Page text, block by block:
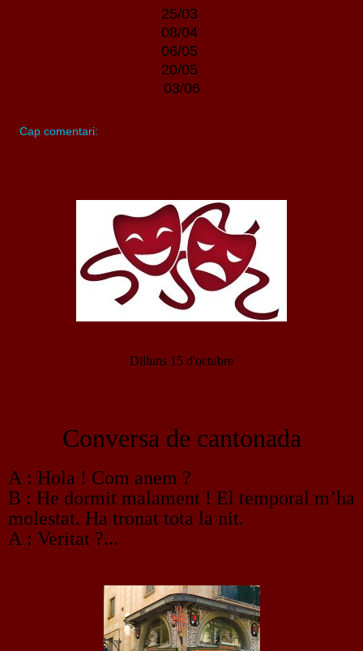
25/03
08/04
06/05
20/05
03/06
Cap comentari:
Dilluns 15 d'octubre
Conversa de cantonada
A : Hola ! Com anem ?
B : He dormit malament ! El temporal m’ha
molestat. Ha tronat tota la nit.
A : Veritat ?...